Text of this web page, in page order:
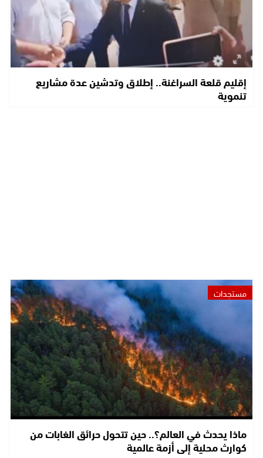
إقليم قلعة السراغنة.. إطلاق وتدشين عدة مشاريع
تنموية
مستجدات
ماذا يحدث في العالم؟.. حين تتحول حرائق الغابات من
كوارث محلية إلى أزمة عالمية